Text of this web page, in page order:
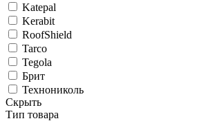
Katepal
Kerabit
RoofShield
Tarco
Tegola
Брит
Технониколь
Скрыть
Тип товара